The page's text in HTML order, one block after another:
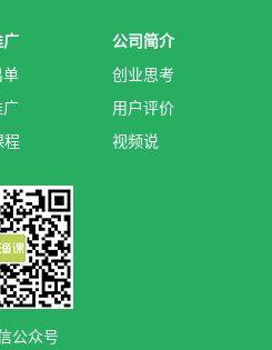
广
单
广
程
公司简介
创业思考
用户评价
视频说
公众号